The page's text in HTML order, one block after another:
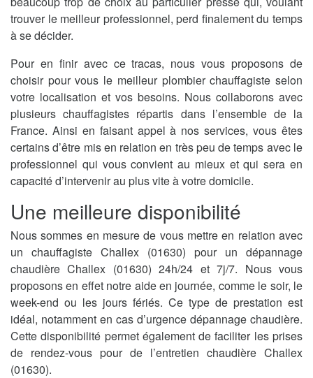
trouver le meilleur professionnel, perd finalement du temps
à se décider.
Pour en finir avec ce tracas, nous vous proposons de
choisir pour vous le meilleur plombier chauffagiste selon
votre localisation et vos besoins. Nous collaborons avec
plusieurs chauffagistes répartis dans l’ensemble de la
France. Ainsi en faisant appel à nos services, vous êtes
certains d’être mis en relation en très peu de temps avec le
professionnel qui vous convient au mieux et qui sera en
capacité d’intervenir au plus vite à votre domicile.
Une meilleure disponibilité
Nous sommes en mesure de vous mettre en relation avec
un chauffagiste Challex (01630) pour un dépannage
chaudière Challex (01630) 24h/24 et 7j/7. Nous vous
proposons en effet notre aide en journée, comme le soir, le
week-end ou les jours fériés. Ce type de prestation est
idéal, notamment en cas d’urgence dépannage chaudière.
Cette disponibilité permet également de faciliter les prises
de rendez-vous pour de l’entretien chaudière Challex
(01630).